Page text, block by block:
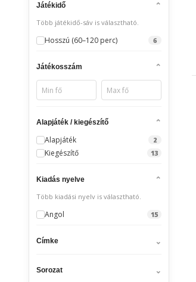
Játékidő
Több játékidő-sáv is választható.
Hosszú (60–120 perc) 6
Játékosszám
Alapjáték / kiegészítő
Alapjáték 2
Kiegészítő 13
Kiadás nyelve
Több kiadási nyelv is választható.
Angol 15
Címke
Sorozat